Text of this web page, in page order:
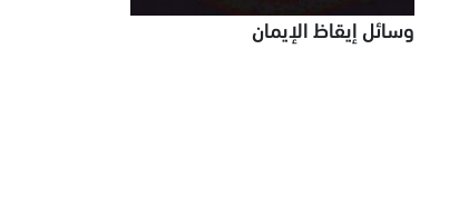
وسائل إيقاظ الإيمان